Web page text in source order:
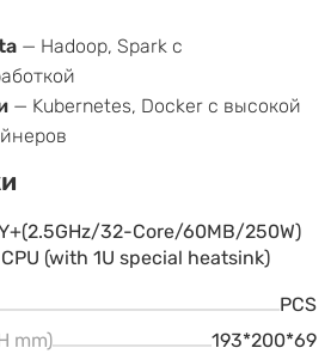
— Hadoop, Spark с
— Kubernetes, Docker с высокой
32-Core/60MB/250W)
(with 1U special heatsink)
PCS
mm)
193*200*69